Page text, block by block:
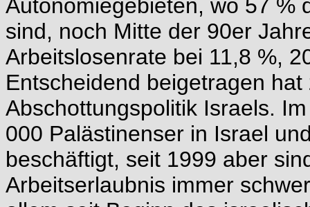
Autonomiegebieten, wo 57 %
sind, noch Mitte der 90er
Arbeitslosenrate bei 11,8 %,
Entscheidend beigetragen
Abschottungspolitik Israels.
000 Palästinenser in Israel
beschäftigt, seit 1999 aber
Arbeitserlaubnis immer